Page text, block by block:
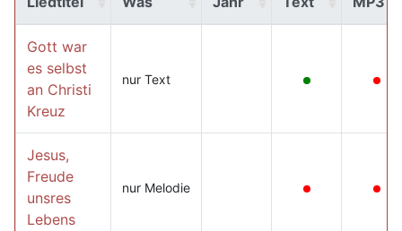
Gott war
es selbst
an Christi
Kreuz
nur Text
Jesus,
Freude
unsres
Lebens
nur Melodie